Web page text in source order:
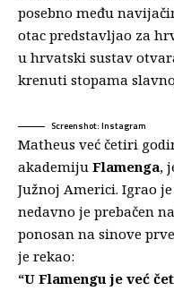
posebno među
otac predstavljao za
u hrvatski sustav
krenuti stopama
Screenshot: Instagram
Matheus već četiri
akademiju Flamenga,
Južnoj Americi. Igrao
nedavno je prebačen
ponosan na sinove
je rekao:
“U Flamengu je već